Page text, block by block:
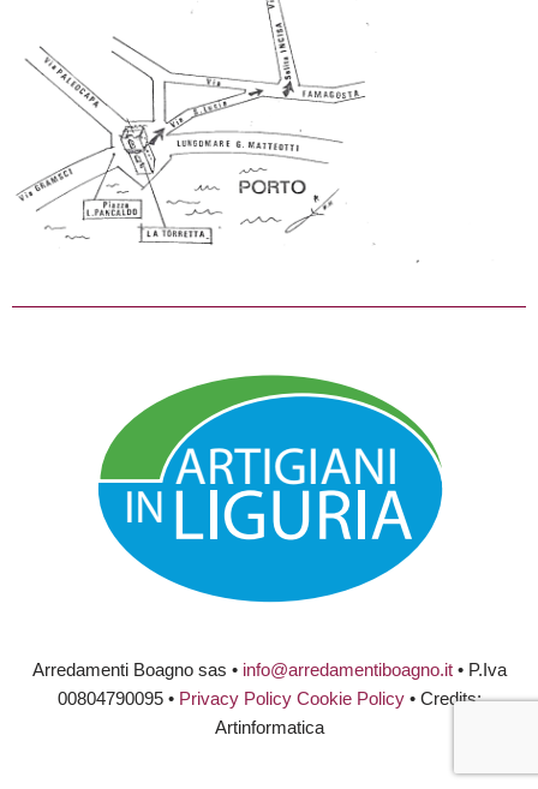
Arredamenti Boagno sas • info@arredamentiboagno.it• P.Iva
00804790095 • Privacy Policy Cookie Policy• Credits:
Artinformatica